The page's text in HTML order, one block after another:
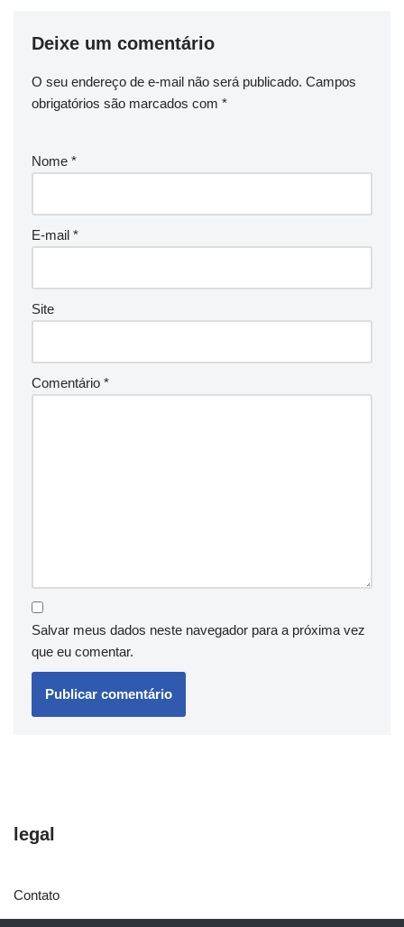
Deixe um comentário
O seu endereço de e-mail não será publicado. Campos
obrigatórios são marcados com *
Nome *
E-mail *
Site
Comentário *
Salvar meus dados neste navegador para a próxima vez
que eu comentar.
legal
Contato